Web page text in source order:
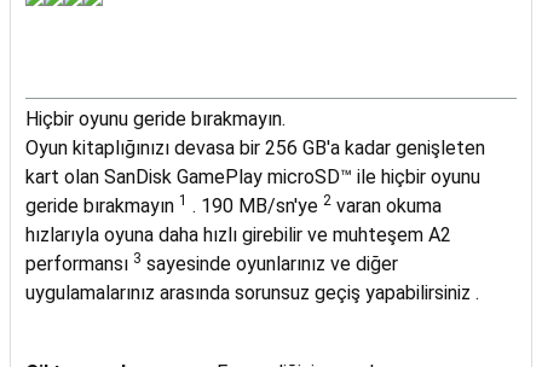
Hiçbir oyunu geride bırakmayın.
Oyun kitaplığınızı devasa bir 256 GB'a kadar genişleten
kart olan SanDisk GamePlay microSD™ ile hiçbir oyunu
geride bırakmayın 1 . 190 MB/sn'ye 2 varan okuma
hızlarıyla oyuna daha hızlı girebilir ve muhteşem A2
performansı 3 sayesinde oyunlarınız ve diğer
uygulamalarınız arasında sorunsuz geçiş yapabilirsiniz .